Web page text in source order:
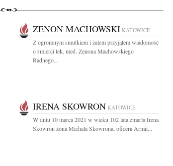
ZENON MACHOWSKI KATOWICE
Z ogromnym smutkiem i żalem przyjąłem wiadomość
o śmierci lek. med. Zenona Machowskiego
Radnego...
IRENA SKOWRON KATOWICE
W dniu 10 marca 2021 w wieku 102 lata zmarła Irena
Skowron żona Michała Skowrona, oficera Armii...